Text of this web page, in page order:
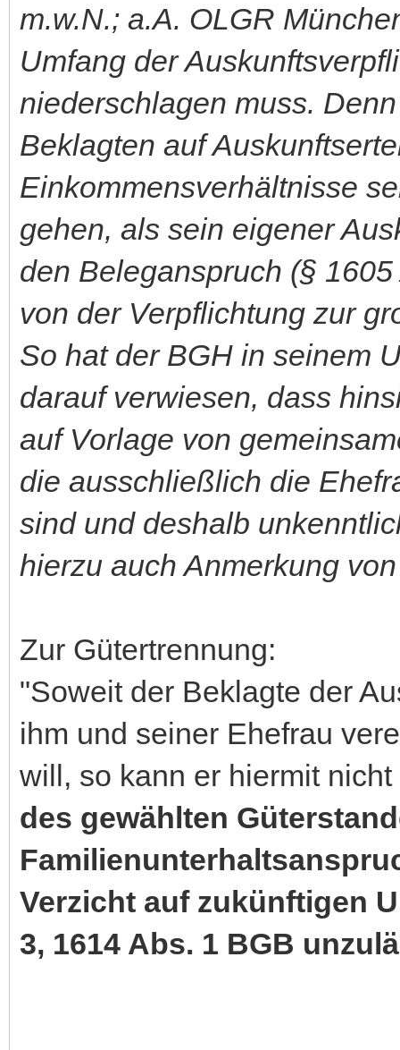
m.w.N.; a.A. OLGR
Umfang der
niederschlagen muss.
Beklagten auf
Einkommensverhältnisse
gehen, als sein eigener
den Beleganspruch (§
von der Verpflichtung zur
So hat der BGH in seinem
darauf verwiesen, dass
auf Vorlage von
die ausschließlich die
sind und deshalb
hierzu auch Anmerkung
Zur Gütertrennung:
"Soweit der Beklagte der
ihm und seiner Ehefrau
will, so kann er hiermit
des gewählten
Verzicht auf zukünftigen
3, 1614 Abs. 1 BGB